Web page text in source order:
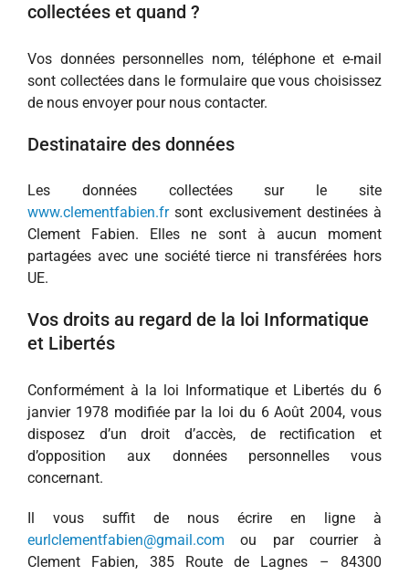
collectées et quand ?
Vos données personnelles nom, téléphone et e-mail
sont collectées dans le formulaire que vous choisissez
de nous envoyer pour nous contacter.
Destinataire des données
Les données collectées sur le site
www.clementfabien.frsont exclusivement destinées à
Clement Fabien. Elles ne sont à aucun moment
partagées avec une société tierce ni transférées hors
UE.
Vos droits au regard de la loi Informatique
et Libertés
Conformément à la loi Informatique et Libertés du 6
janvier 1978 modifiée par la loi du 6 Août 2004, vous
disposez d’un droit d’accès, de rectification et
d’opposition aux données personnelles vous
concernant.
Il vous suffit de nous écrire en ligne à
eurlclementfabien@gmail.com ou par courrier à
Clement Fabien, 385 Route de Lagnes – 84300